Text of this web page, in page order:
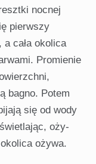
nocnej
pierwszy
a cała okolica
Promienie
bagno. Potem
się od wody
oży­
ożywa.